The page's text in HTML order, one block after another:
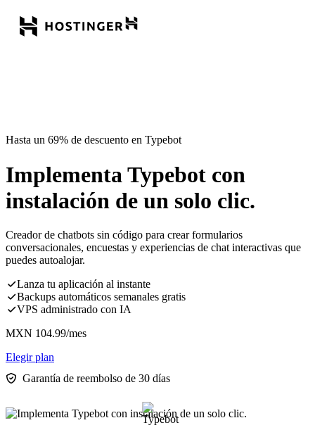
Hasta un 69% de descuento en Typebot
Implementa Typebot con
instalación de un solo clic.
Creador de chatbots sin código para crear formularios
conversacionales, encuestas y experiencias de chat interactivas que
puedes autoalojar.
Lanza tu aplicación al instante
Backups automáticos semanales gratis
VPS administrado con IA
MXN 104.99/mes
Elegir plan
Garantía de reembolso de 30 días